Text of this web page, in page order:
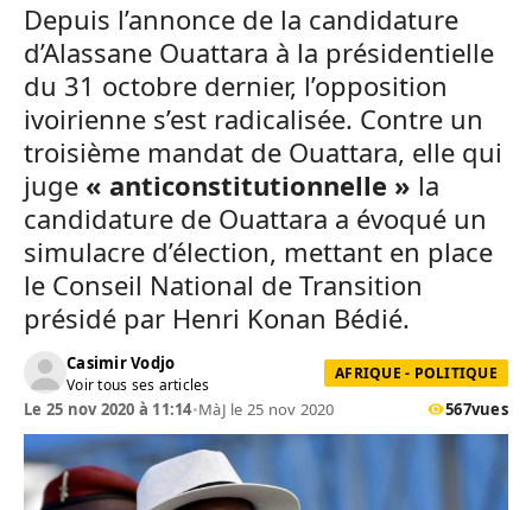
Depuis l’annonce de la candidature
d’Alassane Ouattara à la présidentielle
du 31 octobre dernier, l’opposition
ivoirienne s’est radicalisée. Contre un
troisième mandat de Ouattara, elle qui
juge « anticonstitutionnelle » la
candidature de Ouattara a évoqué un
simulacre d’élection, mettant en place
le Conseil National de Transition
présidé par Henri Konan Bédié.
Casimir Vodjo
Voir tous ses articles
AFRIQUE - POLITIQUE
Le 25 nov 2020 à 11:14•MàJ le 25 nov 2020 567vues